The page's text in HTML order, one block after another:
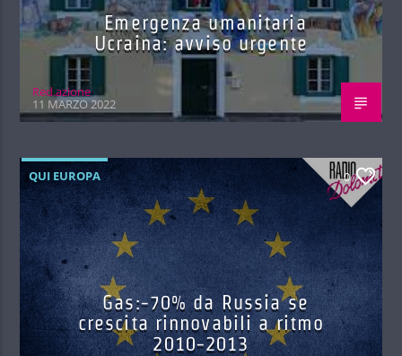
Emergenza umanitaria
Ucraina: avviso urgente
Red.azione
11 MARZO 2022
QUI EUROPA 0
Gas:-70% da Russia se
crescita rinnovabili a ritmo
2010-2013